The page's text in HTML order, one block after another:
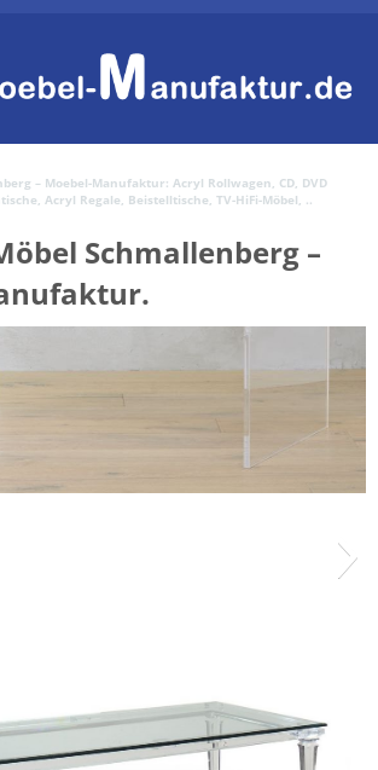
– Moebel-Manufaktur: Acryl Rollwagen, CD, DVD
Acryl Regale, Beistelltische, TV-HiFi-Möbel, ..
Schmallenberg –